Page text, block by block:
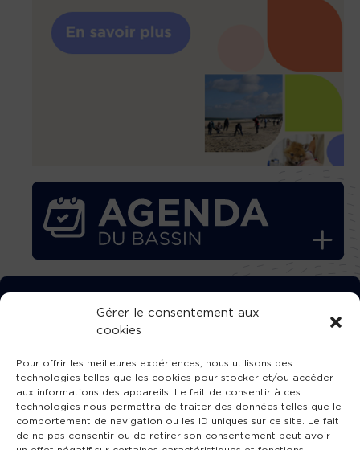
Gérer le consentement aux
cookies
Pour offrir les meilleures expériences, nous utilisons des
technologies telles que les cookies pour stocker et/ou accéder
aux informations des appareils. Le fait de consentir à ces
technologies nous permettra de traiter des données telles que le
comportement de navigation ou les ID uniques sur ce site. Le fait
de ne pas consentir ou de retirer son consentement peut avoir
TÉLÉCHARGEZ GRATUITEMENT
L’APPLICATION TVBA !
SUIVEZ-NOUS !